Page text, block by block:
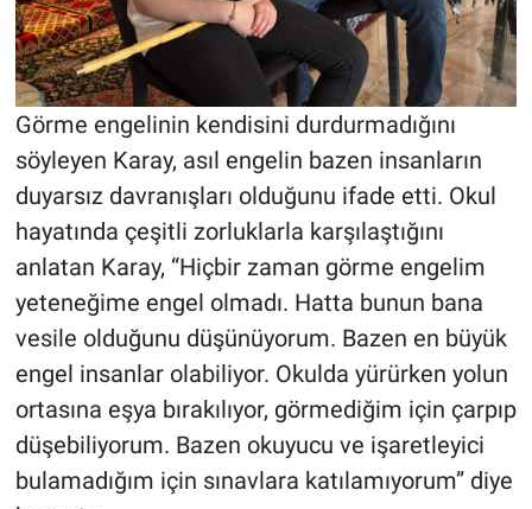
Görme engelinin kendisini durdurmadığını
söyleyen Karay, asıl engelin bazen insanların
duyarsız davranışları olduğunu ifade etti. Okul
hayatında çeşitli zorluklarla karşılaştığını
anlatan Karay, “Hiçbir zaman görme engelim
yeteneğime engel olmadı. Hatta bunun bana
vesile olduğunu düşünüyorum. Bazen en büyük
engel insanlar olabiliyor. Okulda yürürken yolun
ortasına eşya bırakılıyor, görmediğim için çarpıp
düşebiliyorum. Bazen okuyucu ve işaretleyici
bulamadığım için sınavlara katılamıyorum” diye